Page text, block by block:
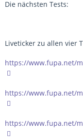
Die nächsten Tests:
Liveticker zu allen vier
https://www.fupa.net/
https://www.fupa.net/
https://www.fupa.net/